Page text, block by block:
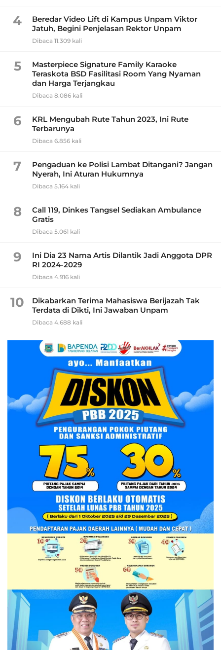
4
Beredar Video Lift di Kampus Unpam Viktor
Jatuh, Begini Penjelasan Rektor Unpam
Dibaca 11.309 kali
5
Masterpiece Signature Family Karaoke
Teraskota BSD Fasilitasi Room Yang Nyaman
dan Harga Terjangkau
Dibaca 8.086 kali
6
KRL Mengubah Rute Tahun 2023, Ini Rute
Terbarunya
Dibaca 6.856 kali
7
Pengaduan ke Polisi Lambat Ditangani? Jangan
Nyerah, Ini Aturan Hukumnya
Dibaca 5.164 kali
8
Call 119, Dinkes Tangsel Sediakan Ambulance
Gratis
Dibaca 5.061 kali
9
Ini Dia 23 Nama Artis Dilantik Jadi Anggota DPR
RI 2024-2029
Dibaca 4.916 kali
10
Dikabarkan Terima Mahasiswa Berijazah Tak
Terdata di Dikti, Ini Jawaban Unpam
Dibaca 4.688 kali